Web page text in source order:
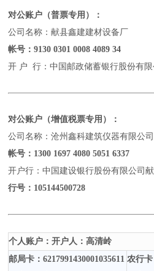
对公账户（普票专用）：
公司名称：献县鑫建建材设备厂
帐号：9130 0301 0008 4089 34
开 户 行：中国邮政储蓄银行股份有
对公账户（增值税票专用）：
公司名称：沧州鑫科建筑仪器有限公司
帐号： 1300 1697 4080 5051 6337
开户行：中国建设银行股份有限公司
行号： 105144500728
个人账户：开户人：高清岭
邮局卡：6217991430001035611 农行